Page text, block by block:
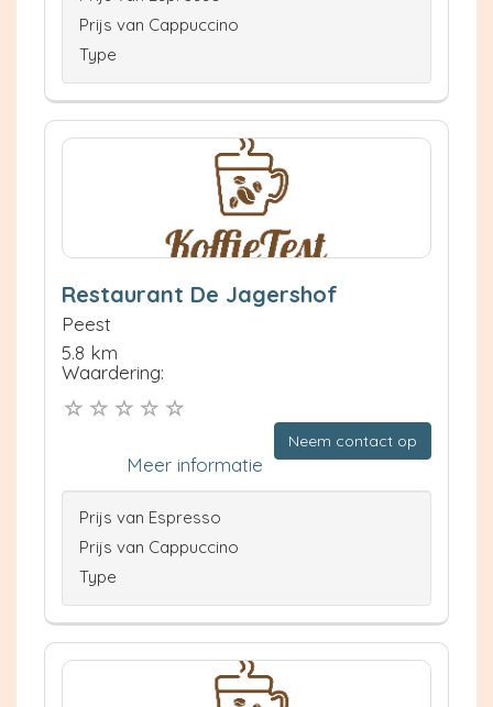
Prijs van Cappuccino
Type
Restaurant De Jagershof
Peest
5.8 km
Waardering:
Neem contact op
Meer informatie
Prijs van Espresso
Prijs van Cappuccino
Type